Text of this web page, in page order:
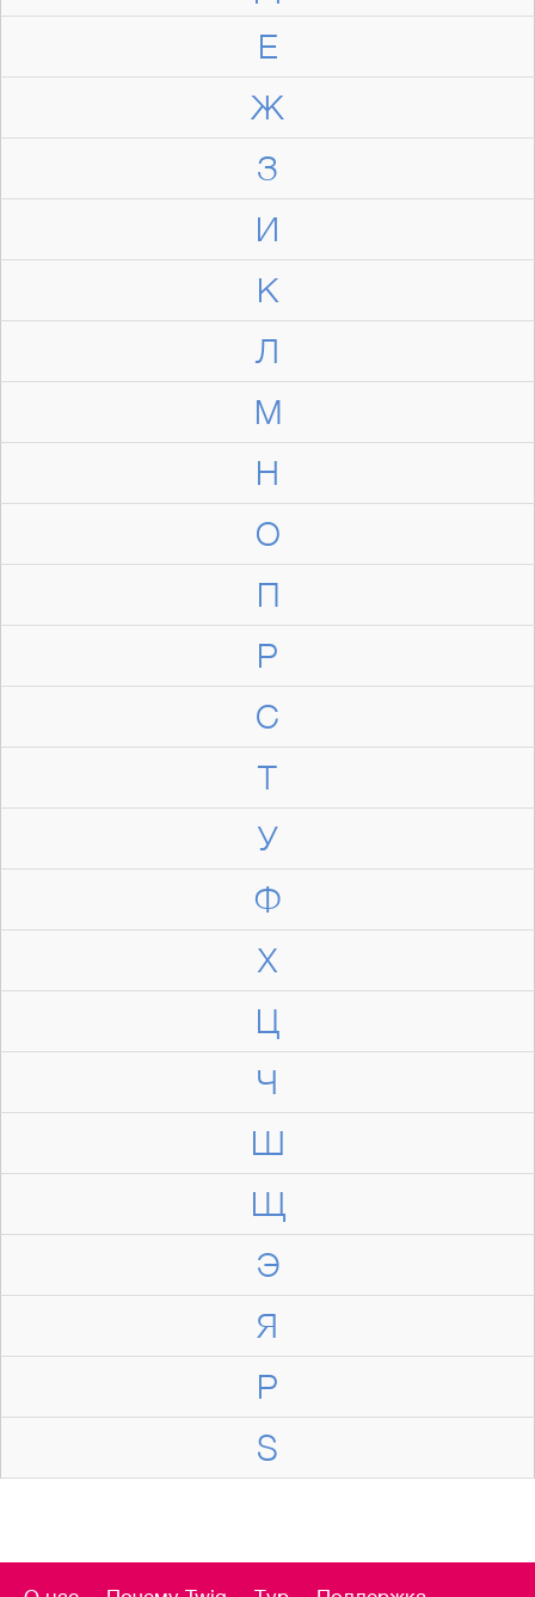
Е
Ж
З
И
К
Л
М
Н
О
П
Р
С
Т
У
Ф
Х
Ц
Ч
Ш
Щ
Э
Я
P
S